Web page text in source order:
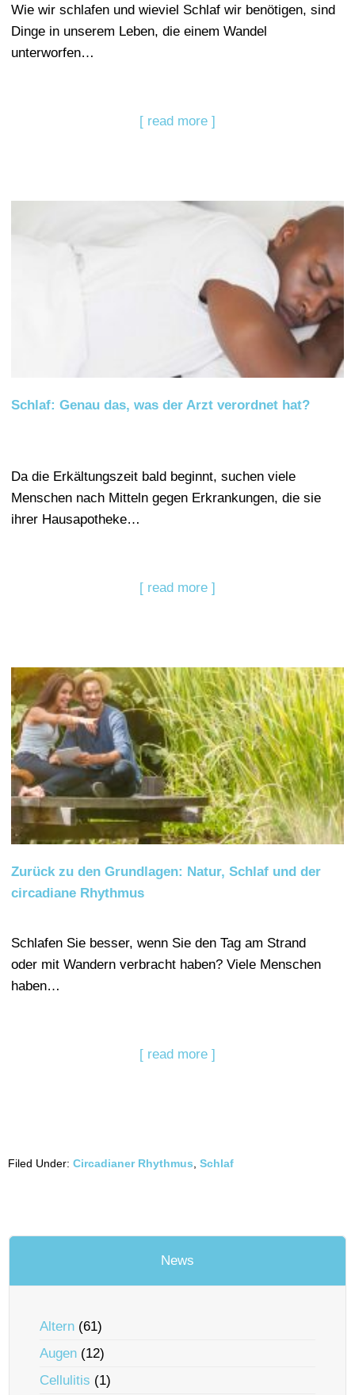
Wie wir schlafen und wieviel Schlaf wir benötigen, sind
Dinge in unserem Leben, die einem Wandel
unterworfen…
[ read more ]
Schlaf: Genau das, was der Arzt verordnet hat?
Da die Erkältungszeit bald beginnt, suchen viele
Menschen nach Mitteln gegen Erkrankungen, die sie
ihrer Hausapotheke…
[ read more ]
Zurück zu den Grundlagen: Natur, Schlaf und der
circadiane Rhythmus
Schlafen Sie besser, wenn Sie den Tag am Strand
oder mit Wandern verbracht haben? Viele Menschen
haben…
[ read more ]
Filed Under: Circadianer Rhythmus Schlaf
News
Altern (61)
Augen (12)
Cellulitis (1)